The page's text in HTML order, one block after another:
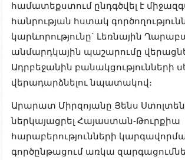
համատեքստում ընդգծվել է
հանրության հստակ
կարևորությունը` Լեռնային
անմարդկային պաշարումը
Ադրբեջանին բանակցությունների
վերադարձնելու նպատակով։
Արարատ Միրզոյանը Յենս
ներկայացրել Հայաստան-Թուրքիա
հարաբերությունների
գործընթացում առկա